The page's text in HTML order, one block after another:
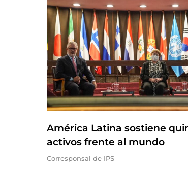
América Latina sostiene
activos frente al mundo
Corresponsal de IPS